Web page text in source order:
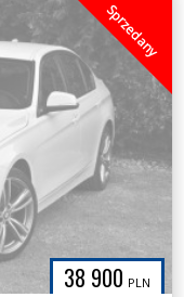
38 900 PLN
Sprzedany